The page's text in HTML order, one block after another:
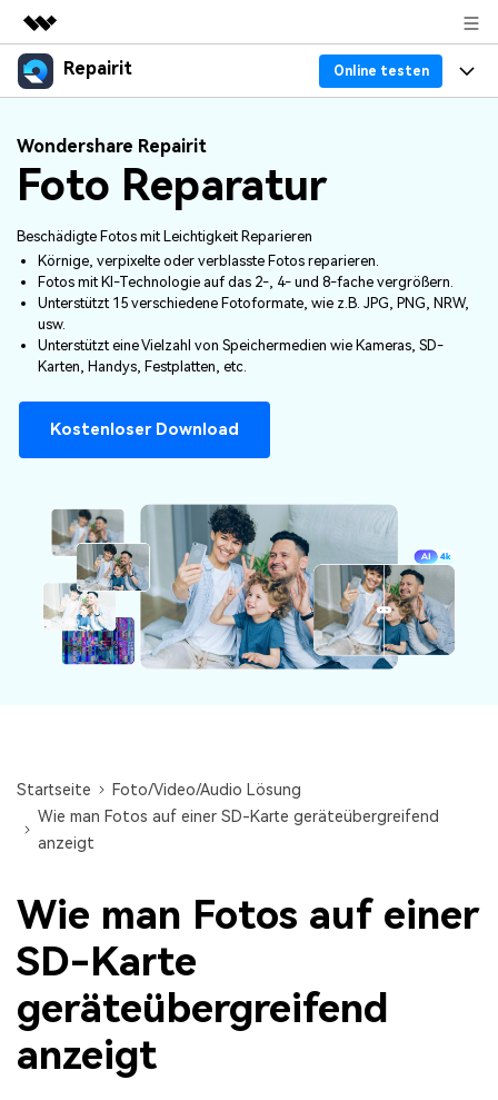
Top-Produkte
Dienstprogramme
Überblick
Lösungen
Über uns
Presseraum
Shop
Support
Repairit Online testen
Desktop
Mehr
Funktionen
Desktop
Warum Repairit
Experte für Datenreparatur
Weitere Produkte
Ressourcen
Dateiprobleme lösen
Geräteprobleme lösen
Guide & Support
Mehr Lösungen
Preis
Repairit Toolkit
Für die professionelle, KI-gestützte Reparatur
Audiodateien.
Repairit für Email
Für die nahtlose Reparatur von PST- und OST-
Dateien sowie verlorenen Outlook-E-Mails.
Herunterladen
Wondershare Repairit
Foto Reparatur
Beschädigte Fotos mit Leichtigkeit Reparieren
Körnige, verpixelte oder verblasste Fotos reparieren.
Fotos mit KI-Technologie auf das 2-, 4- und 8-fache vergrößern.
Unterstützt 15 verschiedene Fotoformate, wie z.B. JPG, PNG, NRW,
usw.
Unterstützt eine Vielzahl von Speichermedien wie Kameras, SD-
Karten, Handys, Festplatten, etc.
Kostenloser Download
Startseite
Foto/Video/Audio Lösung
Wie man Fotos auf einer SD-Karte geräteübergreifend
anzeigt
Wie man Fotos auf einer
SD-Karte
geräteübergreifend
anzeigt